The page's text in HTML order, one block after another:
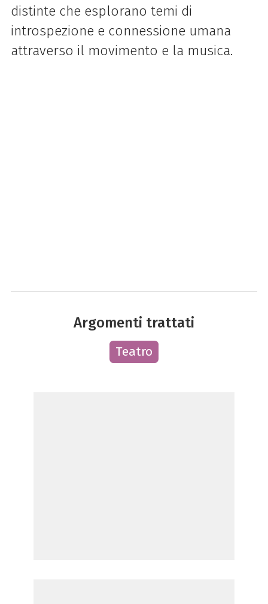
distinte che esplorano temi di
introspezione e connessione umana
attraverso il movimento e la musica.
Argomenti trattati
Teatro